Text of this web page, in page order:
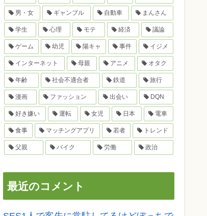
男・女 ギャンブル 自動車 まんさん
学生 心理 モテ 経済 議論
ゲーム 幼児 陽キャ 事件 イジメ
インターネット 母親 アニメ オタク
年齢 社会不適合者 鉄道 旅行
漫画 ファッション 出会い DQN
好き嫌い 運転 女児 日本 電車
食事 マッチングアプリ 若者 トレンド
父親 バイク 労働 政治
最近のコメント